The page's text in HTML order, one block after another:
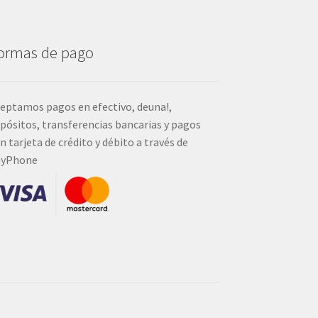
de pago
pagos en efectivo, deuna!,
transferencias bancarias y pagos
tarjeta de crédito y débito a través de